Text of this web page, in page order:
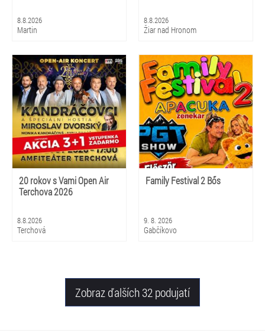
8.8.2026
Martin
8.8.2026
Žiar nad Hronom
20 rokov s Vami Open Air
Terchova 2026
8.8.2026
Terchová
Family Festival 2 Bős
9. 8. 2026
Gabčíkovo
Zobraz ďalších 32 podujatí